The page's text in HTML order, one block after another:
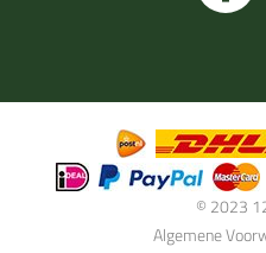
© 2023
Algemene